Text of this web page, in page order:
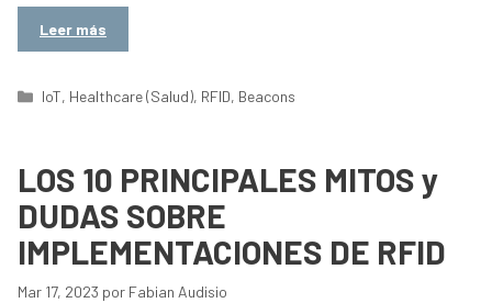
Leer más
Categorías
IoT, Healthcare (Salud), RFID, Beacons
LOS 10 PRINCIPALES MITOS y
DUDAS SOBRE
IMPLEMENTACIONES DE RFID
Mar 17, 2023 por Fabian Audisio